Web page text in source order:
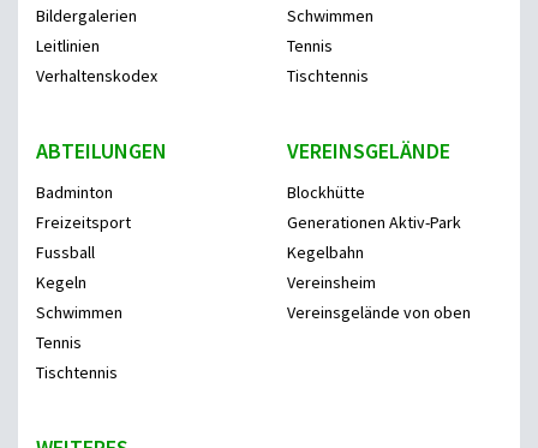
Bildergalerien
Leitlinien
Verhaltenskodex
Schwimmen
Tennis
Tischtennis
ABTEILUNGEN
Badminton
Freizeitsport
Fussball
Kegeln
Schwimmen
Tennis
Tischtennis
VEREINSGELÄNDE
Blockhütte
Generationen Aktiv-Park
Kegelbahn
Vereinsheim
Vereinsgelände von oben